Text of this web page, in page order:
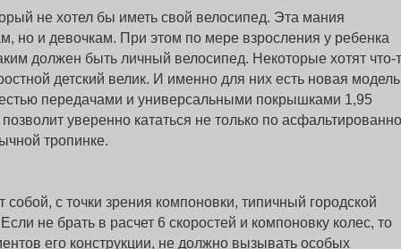
не хотел бы иметь свой велосипед. Эта мания
но и девочкам. При этом по мере взросления у ребенка
должен быть личный велосипед. Некоторые хотят что-
детский велик. И именно для них есть новая
передачами и универсальными покрышками 1,95
уверенно кататься не только по
тропинке.
с точки зрения компоновки, типичный городской
не брать в расчет 6 скоростей и компоновку колес, то
его конструкции, не должно вызывать особых